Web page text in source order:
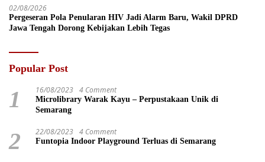
02/08/2026
Pergeseran Pola Penularan HIV Jadi Alarm Baru, Wakil DPRD
Jawa Tengah Dorong Kebijakan Lebih Tegas
Popular Post
1 16/08/2023 4 Comment
Microlibrary Warak Kayu – Perpustakaan Unik di
Semarang
2 22/08/2023 4 Comment
Funtopia Indoor Playground Terluas di Semarang